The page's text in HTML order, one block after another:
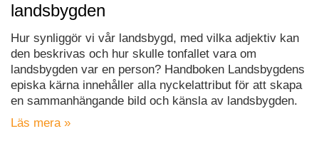
landsbygden
Hur synliggör vi vår landsbygd, med vilka adjektiv kan
den beskrivas och hur skulle tonfallet vara om
landsbygden var en person? Handboken Landsbygdens
episka kärna innehåller alla nyckelattribut för att skapa
en sammanhängande bild och känsla av landsbygden.
Läs mera »